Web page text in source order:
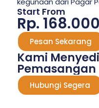
Start From
Rp.
Pesan Sekarang
Kami
Pemasangan
Hubungi Segera